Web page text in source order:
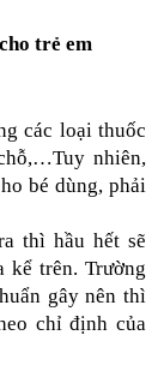
trẻ em
các loại thuốc
nhiên,
bé dùng, phải
thì hầu hết sẽ
kể trên. Trường
gây nên thì
chỉ định của